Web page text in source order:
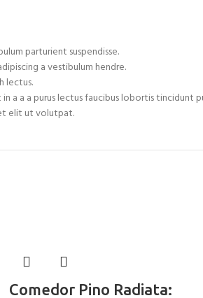
parturient suspendisse.
a vestibulum hendre.
lectus.
a a a purus lectus faucibus lobortis
elit ut volutpat.
Comedor Pino Radiata: